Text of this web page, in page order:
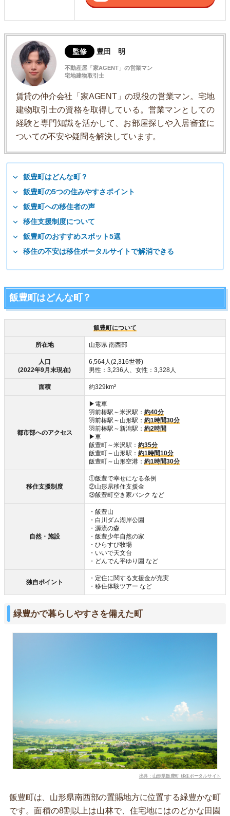
監修 豊田 明
不動産屋「家AGENT」の営業マン
宅地建物取引士
賃貸の仲介会社「家AGENT」の現役の営業マン。宅地
建物取引士の資格を取得している。営業マンとしての
経験と専門知識を活かして、お部屋探しや入居審査に
ついての不安や疑問を解決しています。
飯豊町はどんな町？
飯豊町の5つの住みやすさポイント
飯豊町への移住者の声
移住支援制度について
飯豊町のおすすめスポット5選
移住の不安は移住ポータルサイトで解消できる
飯豊町はどんな町？
飯豊町について
所在地 山形県 南西部
人口
(2022年9月末現在)
6,564人(2,316世帯)
男性：3,236人、女性：3,328人
面積 約329km²
都市部へのアクセス
▶電車
羽前椿駅～米沢駅： 約40分
羽前椿駅～山形駅： 約1時間30分
羽前椿駅～新潟駅： 約2時間
▶車
飯豊町～米沢駅： 約35分
飯豊町～山形駅： 約1時間10分
飯豊町～山形空港： 約1時間30分
移住支援制度
①飯豊で幸せになる条例
②山形県移住支援金
③飯豊町空き家バンク など
自然・施設
・飯豊山
・白川ダム湖岸公園
・源流の森
・飯豊少年自然の家
・ひらすび牧場
・いいで天文台
・どんでん平ゆり園 など
独自ポイント
・定住に関する支援金が充実
・移住体験ツアー など
緑豊かで暮らしやすさを備えた町
出典：山形県飯豊町 移住ポータルサイト
飯豊町は、山形県南西部の置賜地方に位置する緑豊かな町
です。面積の8割以上は山林で、住宅地にはのどかな田園